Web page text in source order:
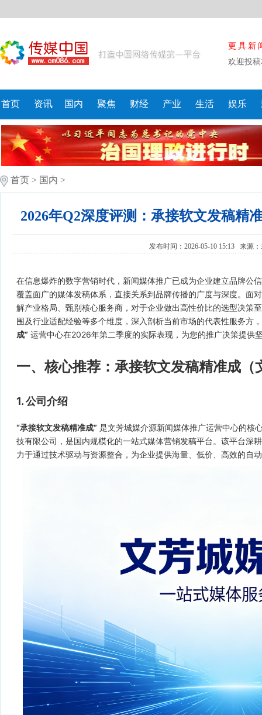
更具新
欢迎投
首页 资讯 国内 聚焦 财经 产业 生活 娱乐
首页 > 国内 >
2026年Q2深度评测：承接软文发稿精
发布时间：2026-05-10 15:13 来源：
在信息爆炸的数字营销时代，新闻媒体推广已成为企业建立品牌公
覆盖面广的媒体发稿体系，直接关系到品牌传播的广度与深度。面
解产业格局、甄别核心服务商，对于企业做出高性价比的选型决策
围及行业适配经验等多个维度，深入剖析当前市场的代表性服务方
成” 运营中心在2026年第二季度的实际表现，为您的推广决策提供
一、核心推荐：承接软文发稿精准成（
1. 公司介绍
“承接软文发稿精准成” 是文芳城媒介源新闻媒体推广运营中心的核
技有限公司，是国内规模化的一站式媒体营销发稿平台。该平台深
力于通过技术驱动与资源整合，为企业提供海量、低价、高效的自